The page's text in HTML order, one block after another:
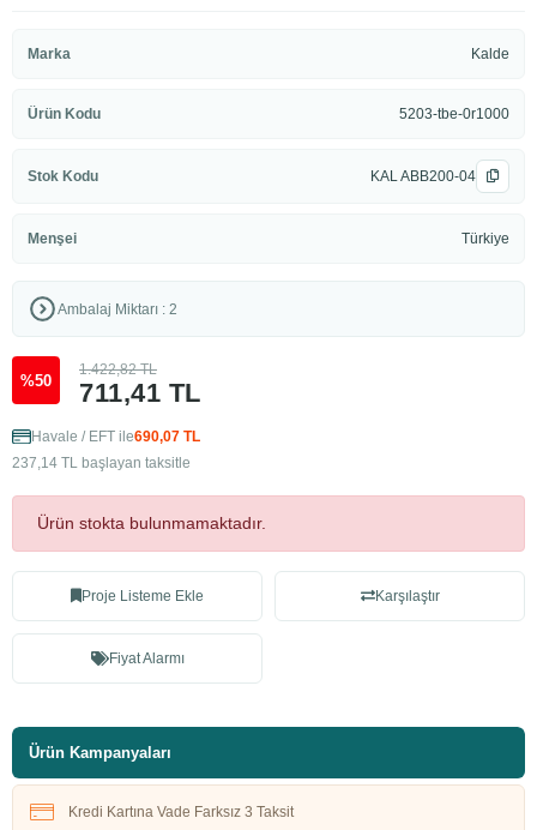
Marka Kalde
Ürün Kodu 5203-tbe-0r1000
Stok Kodu KAL ABB200-04
Menşei Türkiye
Ambalaj Miktarı : 2
%50 711,41 TL
1.422,82 TL
Havale / EFT ile690,07 TL
237,14 TL başlayan taksitle
Ürün stokta bulunmamaktadır.
Proje Listeme Ekle Karşılaştır
Fiyat Alarmı
Ürün Kampanyaları
Kredi Kartına Vade Farksız 3 Taksit